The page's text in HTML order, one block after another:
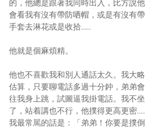
的，他總是跟著我同時出入，比方說他
會看我有沒有帶防哂帽，或是有沒有帶
手套去淋花或是收拾.....
他就是個麻煩精。
他也不喜歡我和別人通話太久。我大略
估算，只要聊電話多過十分鈡，弟弟會
往我身上跳，試圖逼我掛電話。我不坐
了，站着講也不行，他撲得更高更密....
我最常駡的話是：「弟弟！你要是撲倒